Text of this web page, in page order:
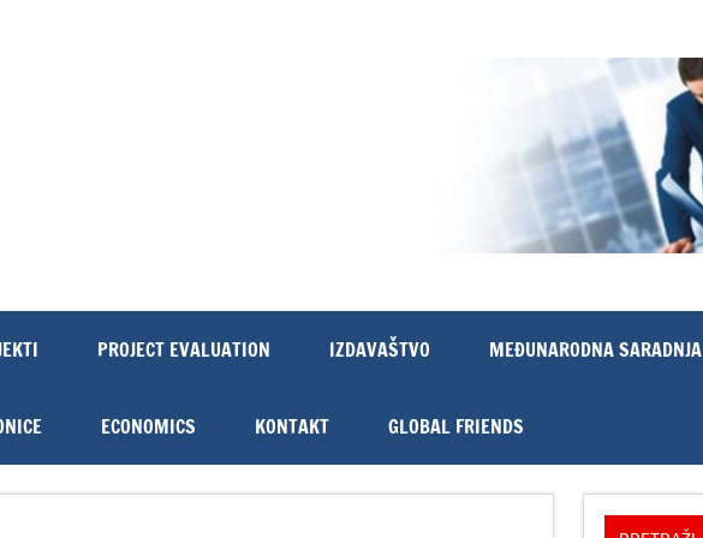
PROJECT EVALUATION IZDAVAŠTVO MEĐUNARODNA SARADNJA
ECONOMICS KONTAKT GLOBAL FRIENDS